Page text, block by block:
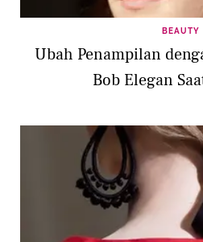
BEAUTY
Ubah Penampilan
Bob Elegan